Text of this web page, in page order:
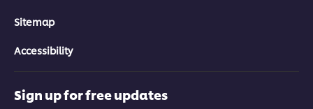
Sitemap
Accessibility
Sign up for free updates